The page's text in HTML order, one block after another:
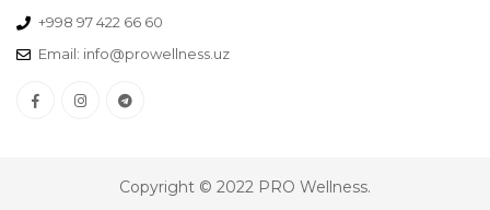
+998 97 422 66 60
Email: info@prowellness.uz
Copyright © 2022 PRO Wellness.